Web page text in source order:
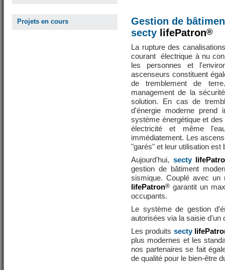
Projets en cours
Gestion de
secty lifePatron®
La rupture des
courant électrique à nu
les personnes et
ascenseurs constituent
de tremblement de
management de la
solution. En cas de
d'énergie moderne prend
système énergétique et
électricité et même
immédiatement. Les
"garés" et leur utilisation est
Aujourd'hui, secty
gestion de bâtiment
sismique. Couplé avec un
lifePatron® garantit un
occupants.
Le système de gestion
autorisées via la saisie d'un
Les produits secty
plus modernes et les
nos partenaires se fait
de qualité pour le bien-être